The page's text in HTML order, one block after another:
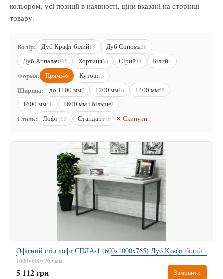
кольором, усі позиції в наявності, ціни вказані на сторінці
товару.
Колір: Дуб Крафт білий18 Дуб Сонома28
Дуб Аппалачі35 Хортиця36 Сірий44 Білий4
Форма: Прямі46 Кутові75
Ширина: до 1100 мм7 1200 мм16 1400 мм55
1600 мм41 1800 мм і більше2
Стиль: Лофт105 Стандарт16 ✕ Скинути
Офісний стіл лофт СПЛА-1 (600x1000x765) Дуб Крафт білий
1000×600×765 мм
5 112 грн Замовити